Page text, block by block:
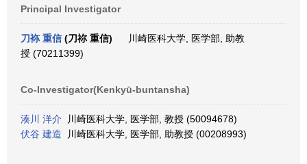
Principal Investigator
刀袮 重信 (刀祢 重信)
川崎医科大学, 医学部, 助教
授 (70211399)
Co-Investigator(Kenkyū-buntansha)
湊川 洋介 川崎医科大学, 医学部, 教授 (50094678)
伏谷 建造 川崎医科大学, 医学部, 助教授 (00208993)